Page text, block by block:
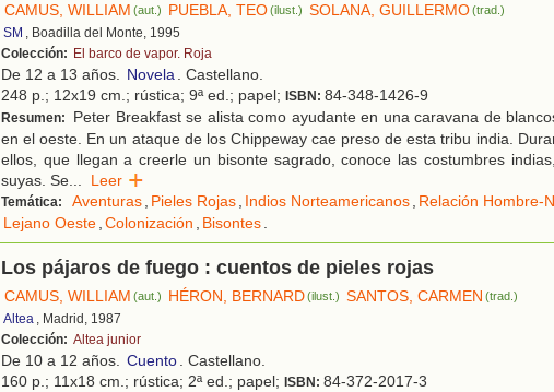
CAMUS, WILLIAM (aut.) PUEBLA, TEO(ilust.) SOLANA, GUILLERMO (trad.)
SM , Boadilla del Monte, 1995
Colección: El barco de vapor. Roja
De 12 a 13 años. Novela. Castellano.
248 p.; 12x19 cm.; rústica; 9ª ed.; papel; ISBN: 84-348-1426-9
Resumen:
Peter Breakfast se alista como ayudante en una caravana de
en el oeste. En un ataque de los Chippeway cae preso de esta tribu india.
ellos, que llegan a creerle un bisonte sagrado, conoce las costumbres
suyas. Se... Leer
Temática: Aventuras, Pieles Rojas, Indios Norteamericanos, Relación Hombre-
Lejano Oeste,Colonización , Bisontes.
Los pájaros de fuego : cuentos de pieles rojas
CAMUS, WILLIAM (aut.) HÉRON, BERNARD(ilust.) SANTOS, CARMEN (trad.)
Altea , Madrid, 1987
Colección: Altea junior
De 10 a 12 años. Cuento. Castellano.
160 p.; 11x18 cm.; rústica; 2ª ed.; papel; ISBN: 84-372-2017-3